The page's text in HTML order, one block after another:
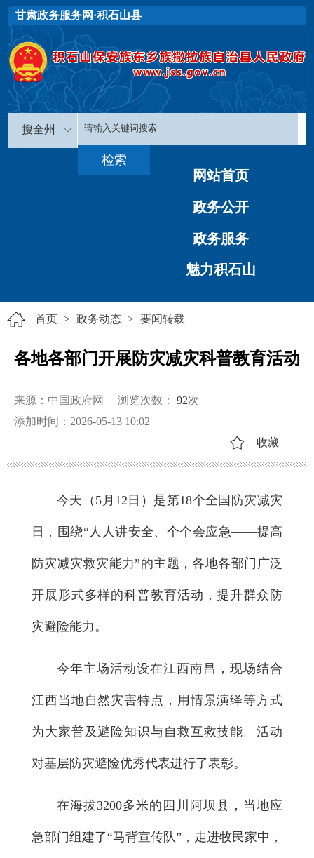
甘肃政务服务网·积石山县
搜全州
网站首页
政务公开
政务服务
魅力积石山
首页 > 政务动态 > 要闻转载
各地各部门开展防灾减灾科普教育活动
来源：中国政府网 浏览次数： 92次
添加时间：2026-05-13 10:02
收藏
今天（5月12日）是第18个全国防灾减灾
日，围绕“人人讲安全、个个会应急——提高
防灾减灾救灾能力”的主题，各地各部门广泛
开展形式多样的科普教育活动，提升群众防
灾避险能力。
今年主场活动设在江西南昌，现场结合
江西当地自然灾害特点，用情景演绎等方式
为大家普及避险知识与自救互救技能。活动
对基层防灾避险优秀代表进行了表彰。
在海拔3200多米的四川阿坝县，当地应
急部门组建了“马背宣传队”，走进牧民家中，